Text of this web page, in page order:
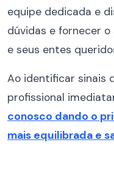
equipe dedicada e
dúvidas e fornecer
e seus entes
Ao identificar sinais
profissional
conosco dando o
mais equilibrada e